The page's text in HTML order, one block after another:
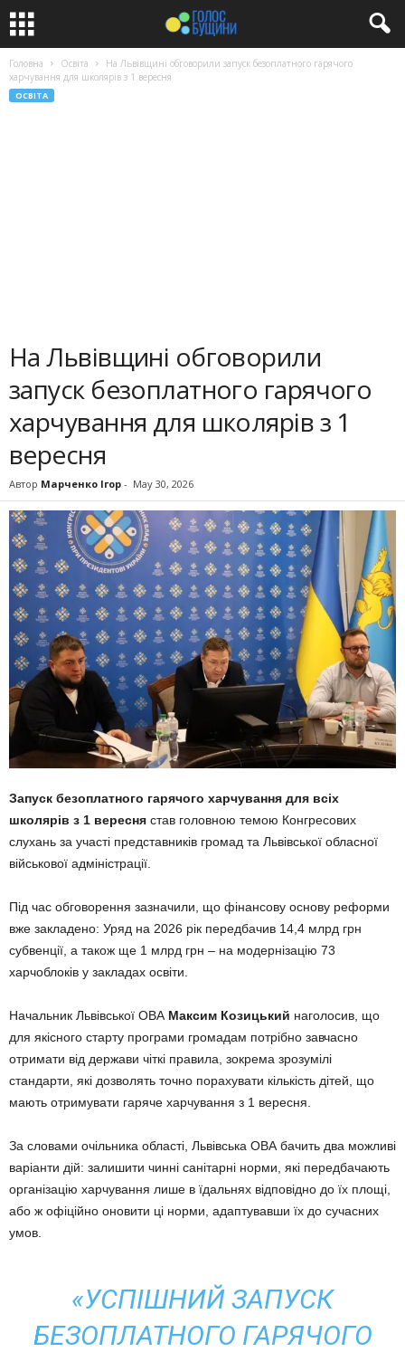
Головна Освіта
На Львівщині обговорили запуск безоплатного гарячого
харчування для школярів з 1 вересня
ОСВІТА
На Львівщині обговорили
запуск безоплатного гарячого
харчування для школярів з 1
вересня
Автор Марченко Ігор - May 30, 2026
Запуск безоплатного гарячого харчування для всіх
школярів з 1 вересня став головною темою Конгресових
слухань за участі представників громад та Львівської обласної
військової адміністрації.
Під час обговорення зазначили, що фінансову основу реформи
вже закладено: Уряд на 2026 рік передбачив 14,4 млрд грн
субвенції, а також ще 1 млрд грн – на модернізацію 73
харчоблоків у закладах освіти.
Начальник Львівської ОВА Максим Козицький наголосив, що
для якісного старту програми громадам потрібно завчасно
отримати від держави чіткі правила, зокрема зрозумілі
стандарти, які дозволять точно порахувати кількість дітей, що
мають отримувати гаряче харчування з 1 вересня.
За словами очільника області, Львівська ОВА бачить два можливі
варіанти дій: залишити чинні санітарні норми, які передбачають
організацію харчування лише в їдальнях відповідно до їх площі,
або ж офіційно оновити ці норми, адаптувавши їх до сучасних
умов.
«УСПІШНИЙ ЗАПУСК
БЕЗОПЛАТНОГО ГАРЯЧОГО